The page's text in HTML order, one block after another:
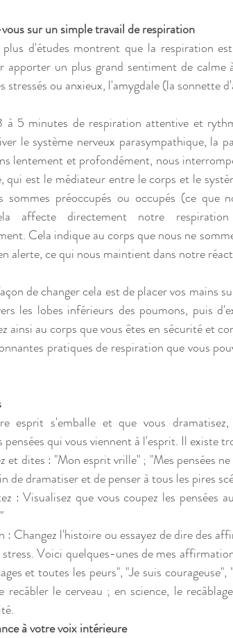
sur un simple travail de respiration
apporter un plus grand sentiment de
stressés ou anxieux, l'amygdale (la sonnette
5 minutes de respiration attentive et
le système nerveux parasympathique, la
lentement et profondément, nous
qui est le médiateur entre le corps et le
sommes préoccupés ou occupés (ce
affecte directement notre
Cela indique au corps que nous ne
alerte, ce qui nous maintient dans notre
de changer cela est de placer vos mains
les lobes inférieurs des poumons, puis
ainsi au corps que vous êtes en sécurité et
pratiques de respiration que vous
esprit s'emballe et que vous
pensées qui vous viennent à l'esprit. Il existe
et dites : "Mon esprit vrille" ; "Mes pensées
de dramatiser et de penser à tous les pires
: Visualisez que vous coupez les pensées
Changez l'histoire ou essayez de dire des
Voici quelques-unes de mes
et toutes les peurs", "Je suis courageuse",
recâbler le cerveau ; en science, le
à votre voix intérieure